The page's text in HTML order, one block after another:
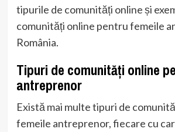
tipurile de comunități online și
comunități online pentru femeile
România.
Tipuri de comunități online
antreprenor
Există mai multe tipuri de
femeile antreprenor, fiecare cu